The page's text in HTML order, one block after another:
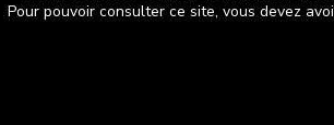
Pour pouvoir consulter ce site, vous devez